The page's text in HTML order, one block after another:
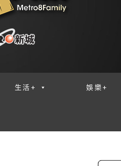
生活+ 娛樂+